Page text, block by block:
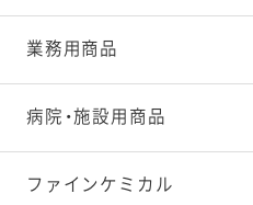
レシピランキング
レシピ動画
今日のレシピギャラリー
オープンキッチン（工場
深谷テラス ヤサイな仲
おたのしみコンテンツ
よくお寄せいただくご
お客様の声を活かしま
Qummy
キユーピーウエルネス
業務用商品
病院・施設用商品
ファインケミカル